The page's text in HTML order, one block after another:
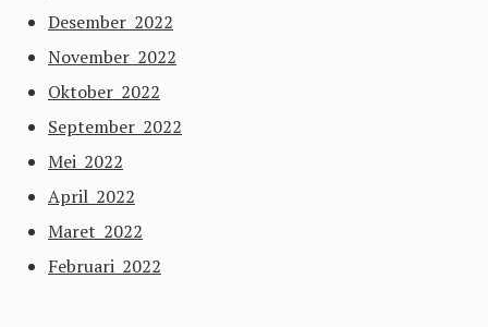
Desember 2022
November 2022
Oktober 2022
September 2022
Mei 2022
April 2022
Maret 2022
Februari 2022